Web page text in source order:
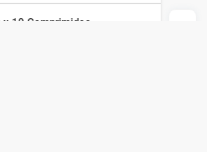
x 10 Comprimidos